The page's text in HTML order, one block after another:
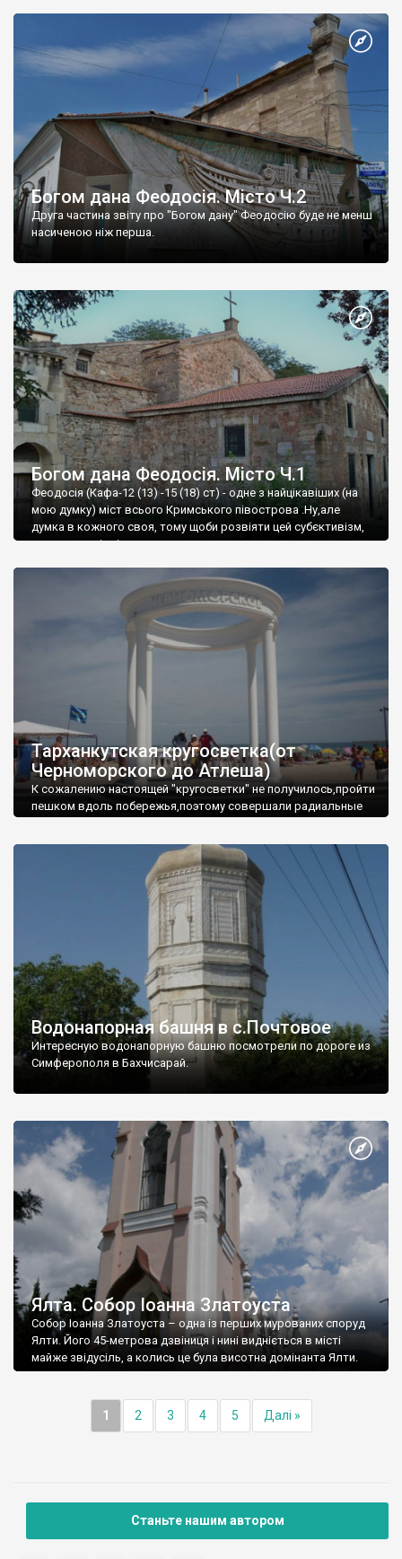
Богом дана Феодосія. Місто Ч.2
Друга частина звіту про "Богом дану" Феодосію буде не менш
насиченою ніж перша.
Богом дана Феодосія. Місто Ч.1
Феодосія (Кафа-12 (13) -15 (18) ст) - одне з найцікавіших (на
мою думку) міст всього Кримського півострова .Ну,але
думка в кожного своя, тому щоби розвіяти цей субєктивізм,
запрошую відвідати це
Тарханкутская кругосветка(от
Черноморского до Атлеша)
К сожалению настоящей "кругосветки" не получилось,пройти
пешком вдоль побережья,поэтому совершали радиальные
Водонапорная башня в с.Почтовое
Интересную водонапорную башню посмотрели по дороге из
Симферополя в Бахчисарай.
Ялта. Собор Іоанна Златоуста
Собор Іоанна Златоуста – одна із перших мурованих споруд
Ялти. Його 45-метрова дзвіниця і нині видніється в місті
майже звідусіль, а колись це була висотна домінанта Ялти.
1 2 3 4 5 Далі »
Станьте нашим автором